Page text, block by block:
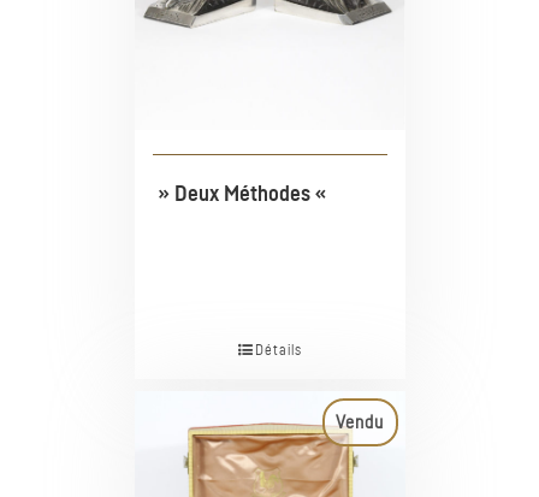
» Deux Méthodes «
Détails
Vendu